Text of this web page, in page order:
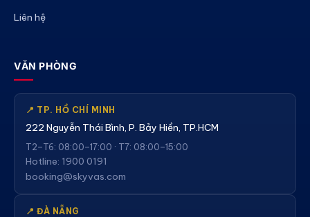
Liên hệ
VĂN PHÒNG
📍 TP. HỒ CHÍ MINH
222 Nguyễn Thái Bình, P. Bảy Hiền, TP.HCM
T2–T6: 08:00–17:00 · T7: 08:00–15:00
Hotline: 1900 0191
booking@skyvas.com
📍 ĐÀ NẴNG